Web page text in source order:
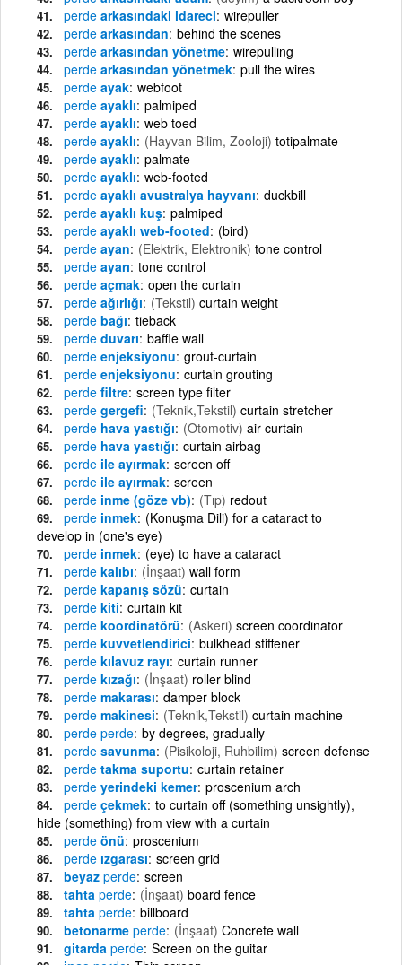
perde arkasındaki idareci wirepuller
perde arkasından behind the scenes
perde arkasından yönetme wirepulling
perde arkasından yönetmek pull the wires
perde ayak webfoot
perde ayaklı palmiped
perde ayaklı web toed
perde ayaklı (Hayvan Bilim, Zooloji) totipalmate
perde ayaklı palmate
perde ayaklı web-footed
perde ayaklı avustralya hayvanı duckbill
perde ayaklı kuş palmiped
perde ayaklı web-footed (bird)
perde ayan (Elektrik, Elektronik) tone control
perde ayarı tone control
perde açmak open the curtain
perde ağırlığı (Tekstil) curtain weight
perde bağı tieback
perde duvarı baffle wall
perde enjeksiyonu grout-curtain
perde enjeksiyonu curtain grouting
perde filtre screen type filter
perde gergefi (Teknik,Tekstil) curtain stretcher
perde hava yastığı (Otomotiv) air curtain
perde hava yastığı curtain airbag
perde ile ayırmak screen off
perde ile ayırmak screen
perde inme (göze vb) (Tıp) redout
perde inmek (Konuşma Dili) for a cataract to
develop in (one's eye)
perde inmek (eye) to have a cataract
perde kalıbı (İnşaat) wall form
perde kapanış sözü curtain
perde kiti curtain kit
perde koordinatörü (Askeri) screen coordinator
perde kuvvetlendirici bulkhead stiffener
perde kılavuz rayı curtain runner
perde kızağı (İnşaat) roller blind
perde makarası damper block
perde makinesi (Teknik,Tekstil) curtain machine
perde perde by degrees, gradually
perde savunma (Pisikoloji, Ruhbilim) screen defense
perde takma suportu curtain retainer
perde yerindeki kemer proscenium arch
perde çekmek to curtain off (something unsightly),
hide (something) from view with a curtain
perde önü proscenium
perde ızgarası screen grid
beyaz perde screen
tahta perde (İnşaat) board fence
tahta perde billboard
betonarme perde (İnşaat) Concrete wall
gitarda perde Screen on the guitar